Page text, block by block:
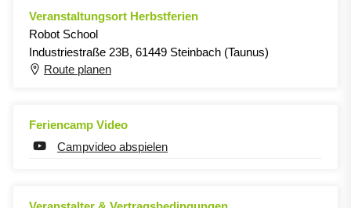
Veranstaltungsort Herbstferien
Robot School
Industriestraße 23B, 61449 Steinbach (Taunus)
Route planen
Feriencamp Video
Campvideo abspielen